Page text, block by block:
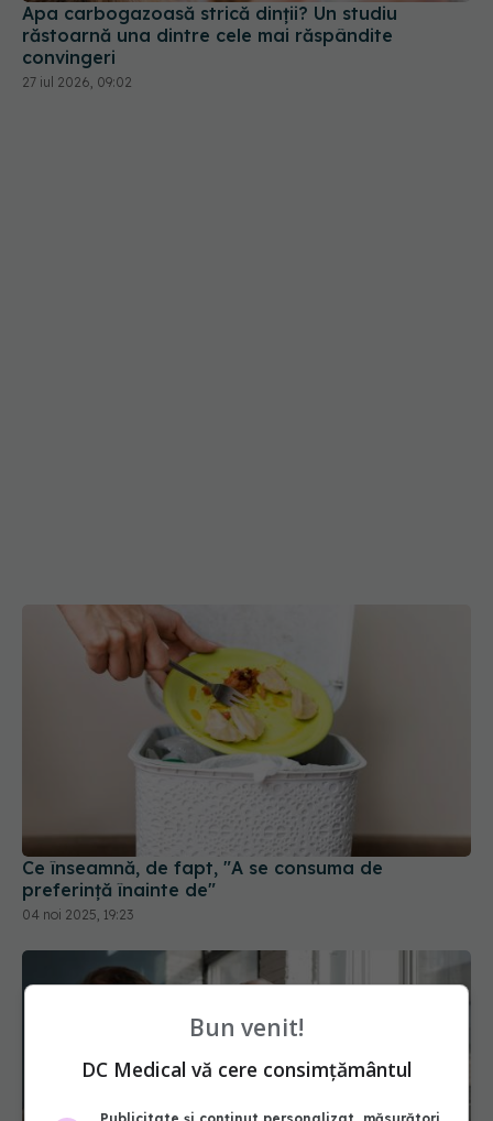
Apa carbogazoasă strică dinții? Un studiu
răstoarnă una dintre cele mai răspândite
convingeri
27 iul 2026, 09:02
Ce înseamnă, de fapt, "A se consuma de
preferință înainte de"
04 noi 2025, 19:23
Bun venit!
DC Medical vă cere consimțământul
Publicitate și conținut personalizat, măsurători